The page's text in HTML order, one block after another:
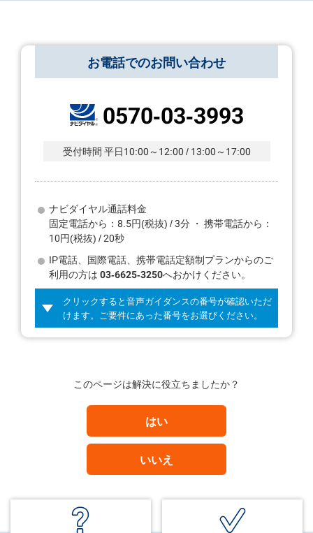
お電話でのお問い合わせ
0570-03-3993
受付時間 平日10:00～12:00 / 13:00～17:00
ナビダイヤル通話料金
固定電話から：8.5円(税抜) / 3分 ・ 携帯電話から：
10円(税抜) / 20秒
IP電話、国際電話、携帯電話定額制プランからのご
利用の方は 03-6625-3250へおかけください。
クリックすると音声ガイダンスの番号が確認いただ
けます。ご要件にあった番号をお選びください。
このページは解決に役立ちましたか？
はい
いいえ